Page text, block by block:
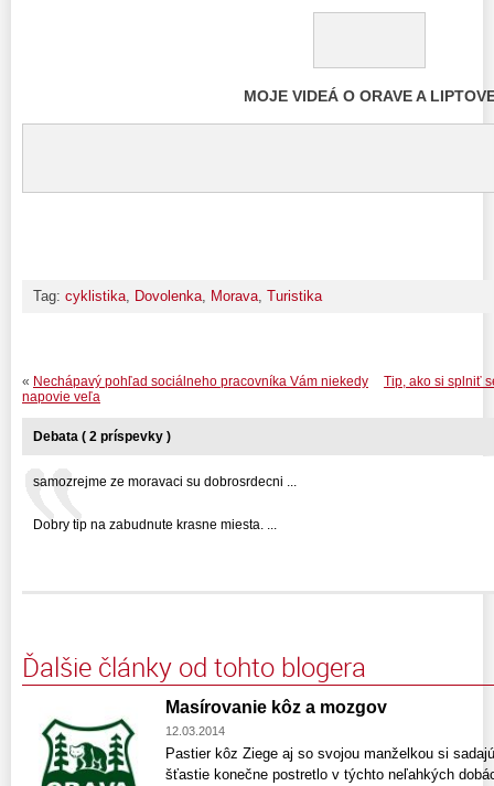
MOJE VIDEÁ O ORAVE A
Tag: cyklistika, Dovolenka, Morava, Turistika
Tip, ako si splniť
« Nechápavý pohľad sociálneho pracovníka Vám niekedy
napovie veľa
Debata ( 2 príspevky )
samozrejme ze moravaci su dobrosrdecni ...
Dobry tip na zabudnute krasne miesta. ...
Ďalšie články od tohto blogera
Masírovanie kôz a mozgov
12.03.2014
Pastier kôz Ziege aj so svojou manželkou si
šťastie konečne postretlo v týchto neľahkých